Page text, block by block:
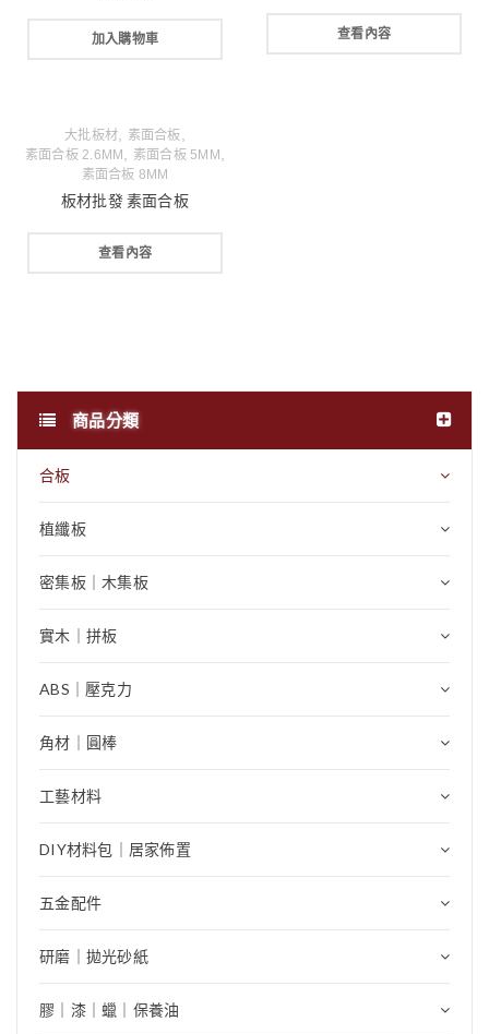
商品分類
合板
植纖板
密集板｜木集板
實木｜拼板
ABS｜壓克力
角材｜圓棒
工藝材料
DIY材料包｜居家佈置
五金配件
研磨｜拋光砂紙
膠｜漆｜蠟｜保養油
加入購物車 查看內容
大批板材 素面合板
素面合板 2.6MM 素面合板 5MM
素面合板 8MM
板材批發 素面合板
查看內容